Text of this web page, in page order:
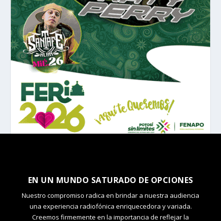
EN UN MUNDO SATURADO DE OPCIONES
Nuestro compromiso radica en brindar a nuestra audiencia
una experiencia radiofónica enriquecedora y variada.
Creemos firmemente en la importancia de reflejar la